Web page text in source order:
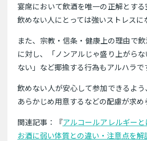
宴席において飲酒を唯一の正解とする
飲めない人にとっては強いストレスに
また、宗教・信条・健康上の理由で
に対し、「ノンアルじゃ盛り上がら
ない」など揶揄する行為もアルハラで
飲めない人が安心して参加できるよ
あらかじめ用意するなどの配慮が求め
関連記事：『アルコールアレルギー
お酒に弱い体質との違い・注意点を解